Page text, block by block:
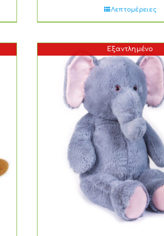
Λεπτομέρειες
Εξαντλημένο